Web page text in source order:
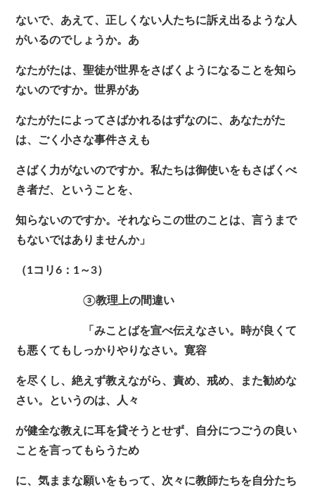
ないで、あえて、正しくない人たちに訴え出るような人
がいるのでしょうか。あ
なたがたは、聖徒が世界をさばくようになることを知ら
ないのですか。世界があ
なたがたによってさばかれるはずなのに、あなたがた
は、ごく小さな事件さえも
さばく力がないのですか。私たちは御使いをもさばくべ
き者だ、ということを、
知らないのですか。それならこの世のことは、言うまで
もないではありませんか」
（1コリ6：1～3）
③教理上の間違い
「みことばを宣べ伝えなさい。時が良くて
も悪くてもしっかりやりなさい。寛容
を尽くし、絶えず教えながら、責め、戒め、また勧めな
さい。というのは、人々
が健全な教えに耳を貸そうとせず、自分につごうの良い
ことを言ってもらうため
に、気ままな願いをもって、次々に教師たちを自分たち